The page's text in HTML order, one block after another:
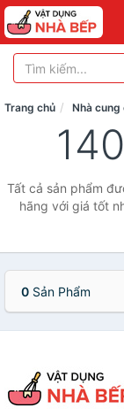
Trang chủ Nhà cung
Tất cả sản phẩm
hãng với giá tốt
0 Sản Phẩm